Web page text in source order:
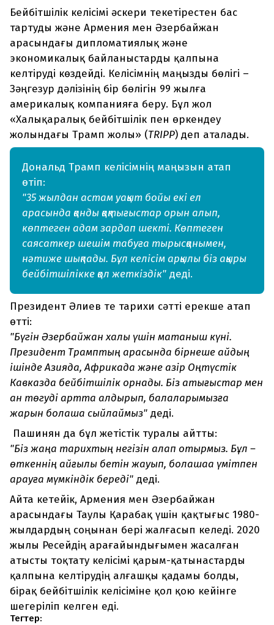
Бейбітшілік келісімі әскери текетірестен бас
тартуды және Армения мен Әзербайжан
арасындағы дипломатиялық және
экономикалық байланыстарды қалпына
келтіруді көздейді. Келісімнің маңызды бөлігі –
Зәңгезур дәлізінің бір бөлігін 99 жылға
америкалық компанияға беру. Бұл жол
«Халықаралық бейбітшілік пен өркендеу
жолындағы Трамп жолы» (TRIPP) деп аталады.
Дональд Трамп келісімнің маңызын атап
өтіп:
"35 жылдан астам уақыт бойы екі ел
арасында қанды қақтығыстар орын алып,
көптеген адам зардап шекті. Көптеген
саясаткер шешім табуға тырысқанымен,
нәтиже шықпады. Бұл келісім арқылы біз ақыры
бейбітшілікке қол жеткіздік" деді.
Президент Әлиев те тарихи сәтті ерекше атап
өтті:
"Бүгін Әзербайжан халқы үшін мақтаныш күні.
Президент Трамптың арқасында бірнеше айдың
ішінде Азияда, Африкада және қазір Оңтүстік
Кавказда бейбітшілік орнады. Біз қақтығыстар мен
қан төгуді артта қалдырып, балаларымызға
жарқын болашақ сыйлаймыз" деді.
Пашинян да бұл жетістік туралы айтты:
"Біз жаңа тарихтың негізін қалап отырмыз. Бұл –
өткеннің қайғылы бетін жауып, болашаққа үмітпен
қарауға мүмкіндік береді" деді.
Айта кетейік, Армения мен Әзербайжан
арасындағы Таулы Қарабақ үшін қақтығыс 1980-
жылдардың соңынан бері жалғасып келеді. 2020
жылы Ресейдің арағайындығымен жасалған
атысты тоқтату келісімі қарым-қатынастарды
қалпына келтірудің алғашқы қадамы болды,
бірақ бейбітшілік келісіміне қол қою кейінге
шегеріліп келген еді.
Тегтер: